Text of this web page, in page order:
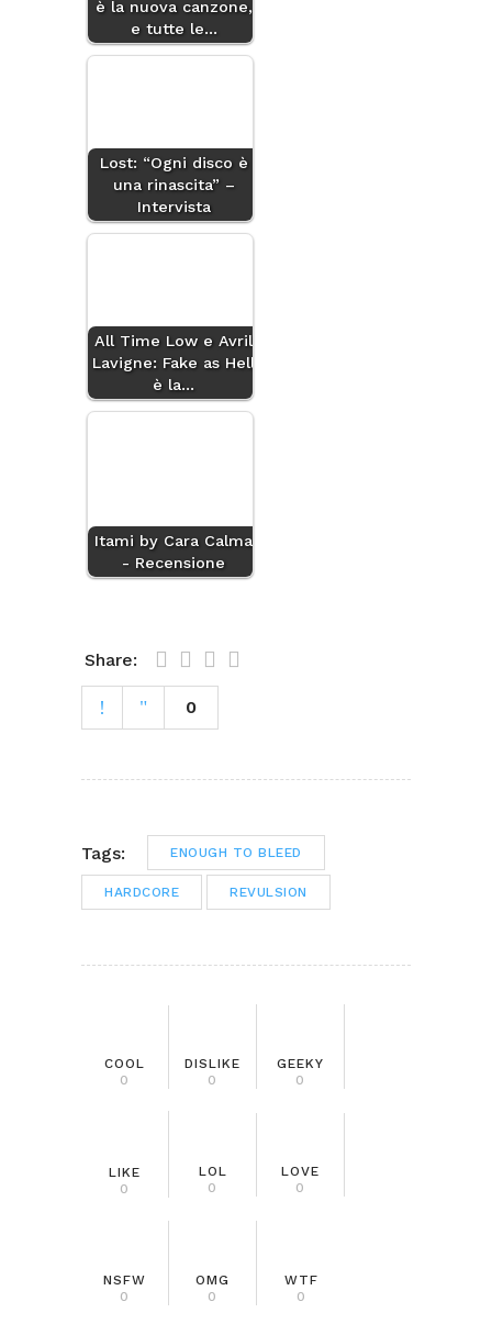
è la nuova canzone,
e tutte le…
Lost: “Ogni disco è
una rinascita” –
Intervista
All Time Low e Avril
Lavigne: Fake as Hell
è la…
Itami by Cara Calma
- Recensione
Share:
0
Tags: ENOUGH TO BLEED
HARDCORE REVULSION
COOL
0
DISLIKE
0
GEEKY
0
LIKE
0
LOL
0
LOVE
0
NSFW
0
OMG
0
WTF
0